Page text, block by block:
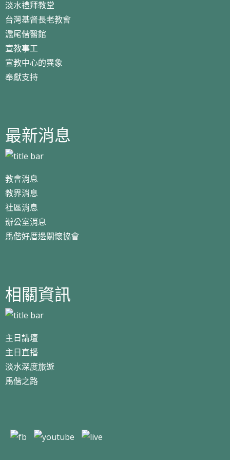
淡水禮拜教堂
台灣基督長老教會
滬尾偕醫館
宣教事工
宣教中心的異象
奉獻支持
最新消息
教會消息
教界消息
社區消息
辦公室消息
馬偕好厝邊關懷協會
相關資訊
主日講壇
主日直播
淡水深度旅遊
馬偕之路